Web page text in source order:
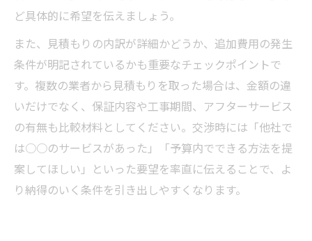
ど具体的に希望を伝えましょう。
また、見積もりの内訳が詳細かどうか、追加費用の発生
条件が明記されているかも重要なチェックポイントで
す。複数の業者から見積もりを取った場合は、金額の違
いだけでなく、保証内容や工事期間、アフターサービス
の有無も比較材料としてください。交渉時には「他社で
は○○のサービスがあった」「予算内でできる方法を提
案してほしい」といった要望を率直に伝えることで、よ
り納得のいく条件を引き出しやすくなります。